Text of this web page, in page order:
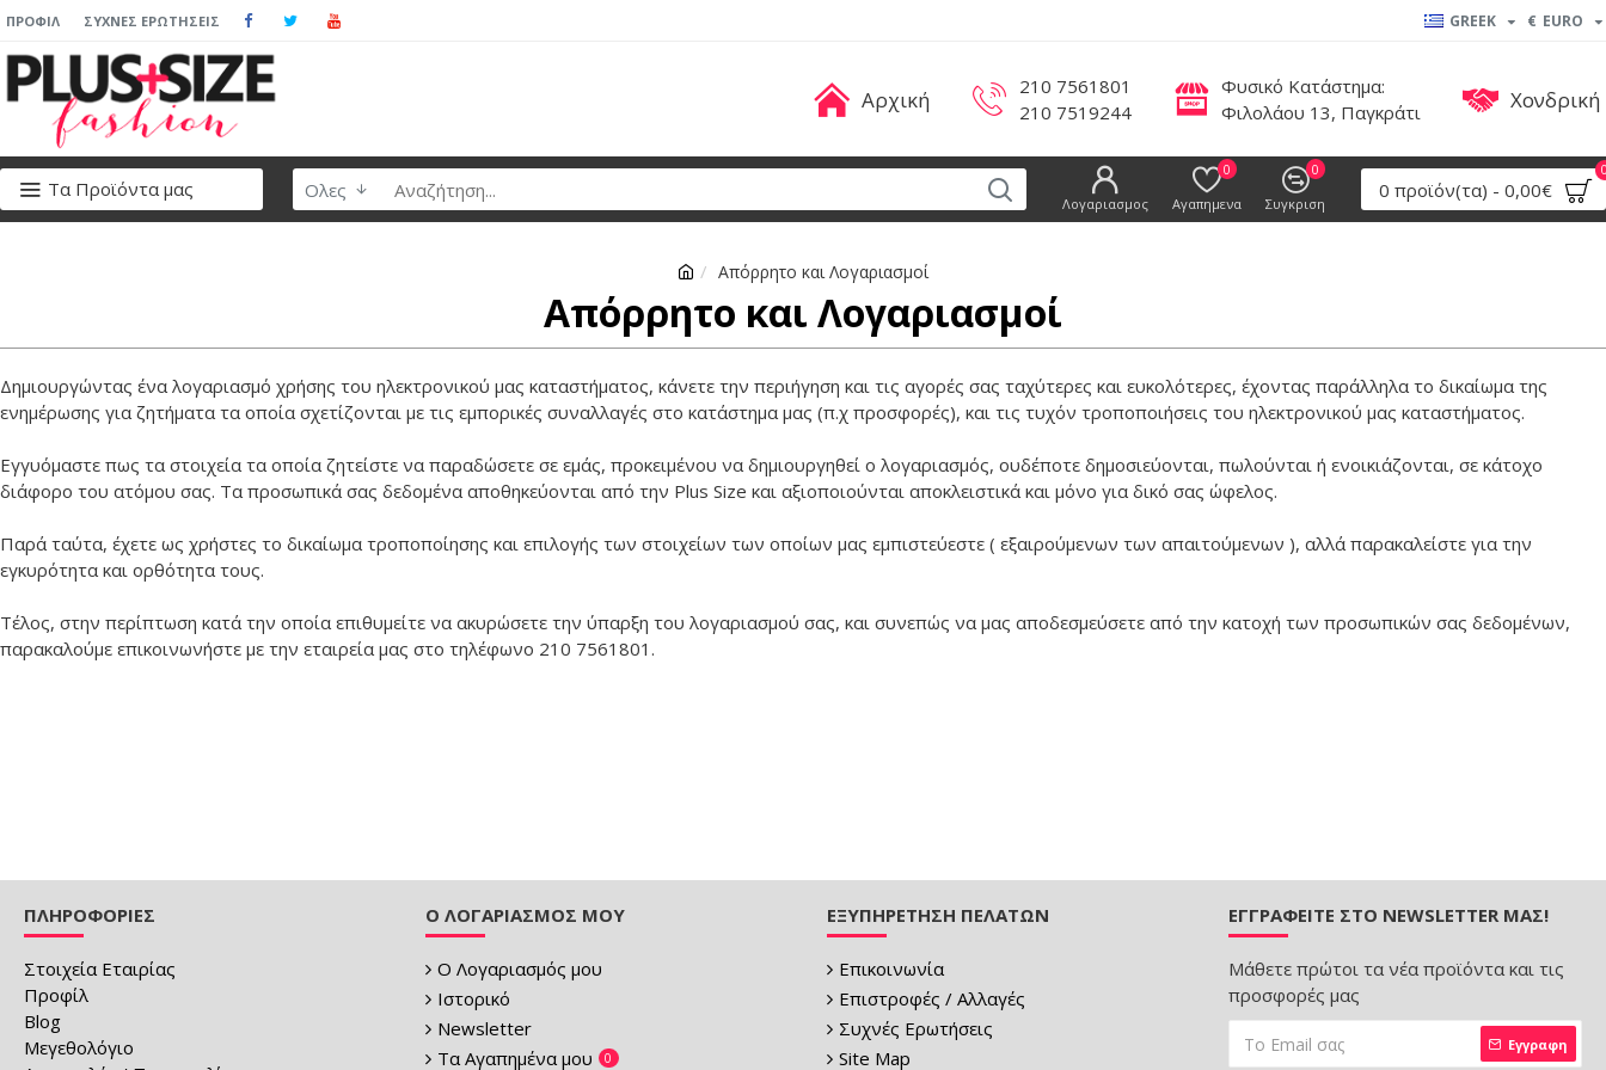
ΠΡΟΦΊΛ ΣΥΧΝΈΣ ΕΡΩΤΉΣΕΙΣ GREEK € EURO
Αρχική
210 7561801
210 7519244
Φυσικό Κατάστημα:
Φιλολάου 13, Παγκράτι
Χονδρική
Τα Προϊόντα μας Ολες
Λογαριασμος Αγαπημενα
0
Συγκριση
0
0 προϊόν(τα) - 0,00€
Απόρρητο και Λογαριασμοί
Απόρρητο και Λογαριασμοί
Δημιουργώντας ένα λογαριασμό χρήσης του ηλεκτρονικού μας καταστήματος, κάνετε την περιήγηση και τις αγορές σας ταχύτερες και ευκολότερες, έχοντας παράλληλα το δικαίωμα της
ενημέρωσης για ζητήματα τα οποία σχετίζονται με τις εμπορικές συναλλαγές στο κατάστημα μας (π.χ προσφορές), και τις τυχόν τροποποιήσεις του ηλεκτρονικού μας καταστήματος.
Εγγυόμαστε πως τα στοιχεία τα οποία ζητείστε να παραδώσετε σε εμάς, προκειμένου να δημιουργηθεί ο λογαριασμός, ουδέποτε δημοσιεύονται, πωλούνται ή ενοικιάζονται, σε κάτοχο
διάφορο του ατόμου σας. Τα προσωπικά σας δεδομένα αποθηκεύονται από την Plus Size και αξιοποιούνται αποκλειστικά και μόνο για δικό σας ώφελος.
Παρά ταύτα, έχετε ως χρήστες το δικαίωμα τροποποίησης και επιλογής των στοιχείων των οποίων μας εμπιστεύεστε ( εξαιρούμενων των απαιτούμενων ), αλλά παρακαλείστε για την
εγκυρότητα και ορθότητα τους.
Τέλος, στην περίπτωση κατά την οποία επιθυμείτε να ακυρώσετε την ύπαρξη του λογαριασμού σας, και συνεπώς να μας αποδεσμεύσετε από την κατοχή των προσωπικών σας δεδομένων,
παρακαλούμε επικοινωνήστε με την εταιρεία μας στο τηλέφωνο 210 7561801.
ΠΛΗΡΟΦΟΡΙΕΣ
Στοιχεία Εταιρίας
Προφίλ
Blog
Μεγεθολόγιο
Ο ΛΟΓΑΡΙΑΣΜΌΣ ΜΟΥ
Ο Λογαριασμός μου
Ιστορικό
Newsletter
Τα Αγαπημένα μου
0
ΕΞΥΠΗΡΈΤΗΣΗ ΠΕΛΑΤΏΝ
Επικοινωνία
Επιστροφές / Αλλαγές
Συχνές Ερωτήσεις
Site Map
ΕΓΓΡΑΦΕΊΤΕ ΣΤΟ NEWSLETTER ΜΑΣ!
Μάθετε πρώτοι τα νέα προϊόντα και τις
προσφορές μας
Εγγραφη